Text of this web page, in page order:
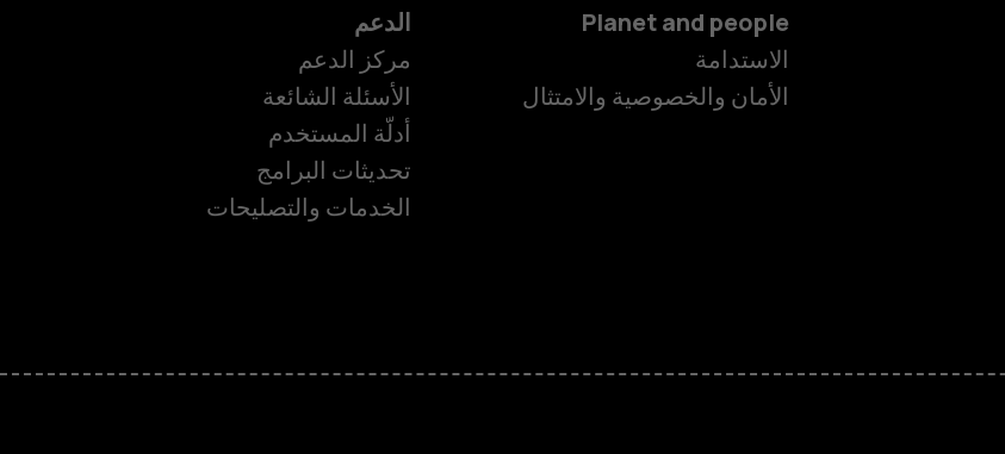
HMD Terra M
Planet and people
الاستدامة
الأمان والخصوصية والامتثال
الدعم
مركز الدعم
الأسئلة الشائعة
أدلّة المستخدم
تحديثات البرامج
الخدمات والتصليحات